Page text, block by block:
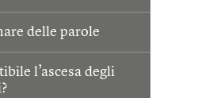
delle parole
l’ascesa degli